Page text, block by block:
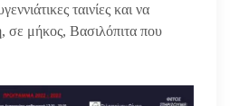
ταινίες και να
σε μήκος, Βασιλόπιτα που